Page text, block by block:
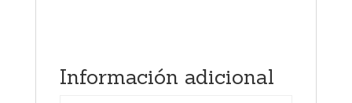
Información adicional